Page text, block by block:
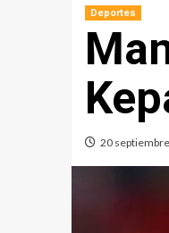
Deportes
20